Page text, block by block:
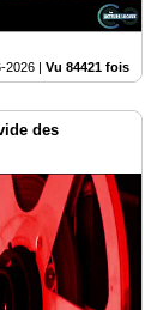
2026 | Vu 84421 fois
des